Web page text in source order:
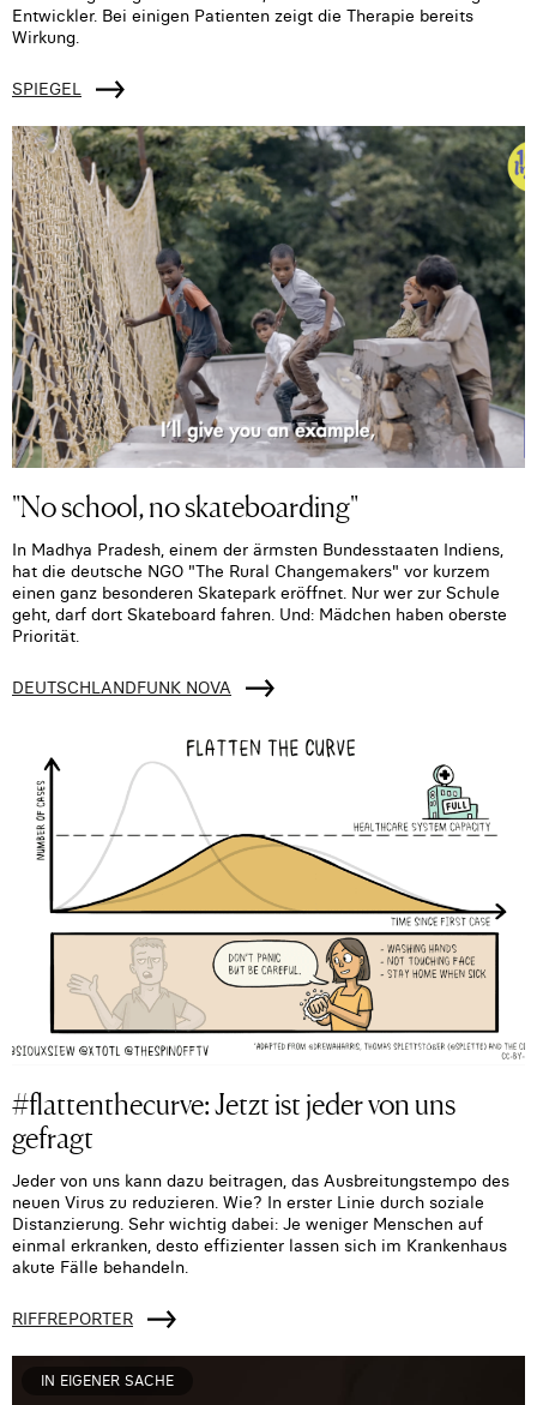
Entwickler. Bei einigen Patienten zeigt die Therapie bereits
Wirkung.
SPIEGEL
"No school, no skateboarding"
In Madhya Pradesh, einem der ärmsten Bundesstaaten Indiens,
hat die deutsche NGO "The Rural Changemakers" vor kurzem
einen ganz besonderen Skatepark eröffnet. Nur wer zur Schule
geht, darf dort Skateboard fahren. Und: Mädchen haben oberste
Priorität.
DEUTSCHLANDFUNK NOVA
#flattenthecurve: Jetzt ist jeder von uns
gefragt
Jeder von uns kann dazu beitragen, das Ausbreitungstempo des
neuen Virus zu reduzieren. Wie? In erster Linie durch soziale
Distanzierung. Sehr wichtig dabei: Je weniger Menschen auf
einmal erkranken, desto effizienter lassen sich im Krankenhaus
akute Fälle behandeln.
RIFFREPORTER
IN EIGENER SACHE